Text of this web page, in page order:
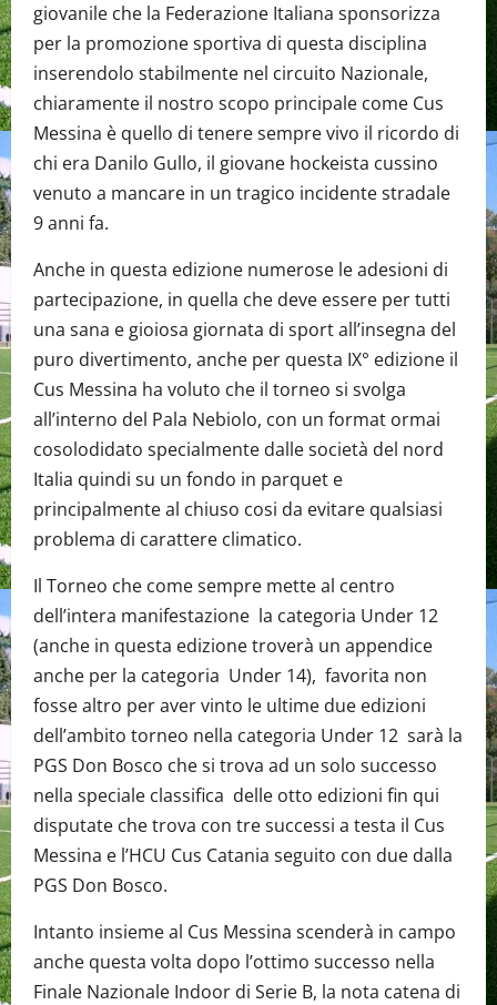
giovanile che la Federazione Italiana sponsorizza
per la promozione sportiva di questa disciplina
inserendolo stabilmente nel circuito Nazionale,
chiaramente il nostro scopo principale come Cus
Messina è quello di tenere sempre vivo il ricordo di
chi era Danilo Gullo, il giovane hockeista cussino
venuto a mancare in un tragico incidente stradale
9 anni fa.
Anche in questa edizione numerose le adesioni di
partecipazione, in quella che deve essere per tutti
una sana e gioiosa giornata di sport all’insegna del
puro divertimento, anche per questa IX° edizione il
Cus Messina ha voluto che il torneo si svolga
all’interno del Pala Nebiolo, con un format ormai
cosolodidato specialmente dalle società del nord
Italia quindi su un fondo in parquet e
principalmente al chiuso cosi da evitare qualsiasi
problema di carattere climatico.
Il Torneo che come sempre mette al centro
dell’intera manifestazione la categoria Under 12
(anche in questa edizione troverà un appendice
anche per la categoria Under 14), favorita non
fosse altro per aver vinto le ultime due edizioni
dell’ambito torneo nella categoria Under 12 sarà la
PGS Don Bosco che si trova ad un solo successo
nella speciale classifica delle otto edizioni fin qui
disputate che trova con tre successi a testa il Cus
Messina e l’HCU Cus Catania seguito con due dalla
PGS Don Bosco.
Intanto insieme al Cus Messina scenderà in campo
anche questa volta dopo l’ottimo successo nella
Finale Nazionale Indoor di Serie B, la nota catena di